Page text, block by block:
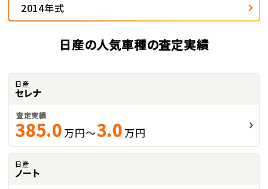
2014年式
日産の人気車種の査定実績
日産
セレナ
査定実績
385.0 万円～3.0 万円
日産
ノート